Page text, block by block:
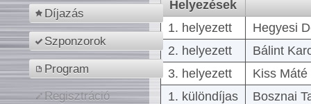
Díjazás
Szponzorok
Program
Regisztráció
Helyezések
1. helyezett
Hegyesi
2. helyezett
Bálint
3. helyezett
Kiss
1. különdíjas
Bosznai